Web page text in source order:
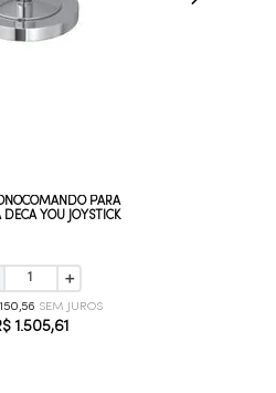
VEJA MAIS
PARA
YOU JOYSTICK
＋
150,56
1 .505,61